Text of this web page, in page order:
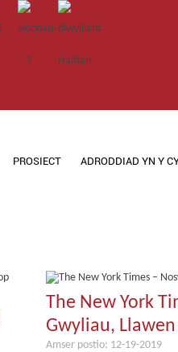
PROSIECT ADRODDIAD YN Y
The New York
Gwyliau,
Amser postio: 12-19-2019